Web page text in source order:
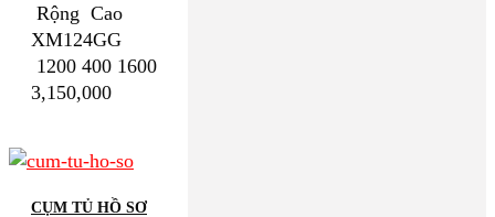
Rộng Cao
XM124GG
1200 400 1600
3,150,000
CỤM TỦ HỒ SƠ